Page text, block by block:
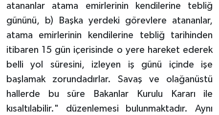
atananlar atama emirlerinin kendilerine tebliğ
gününü, b) Başka yerdeki görevlere atananlar,
atama emirlerinin kendilerine tebliğ tarihinden
itibaren 15 gün içerisinde o yere hareket ederek
belli yol süresini, izleyen iş günü içinde işe
başlamak zorundadırlar. Savaş ve olağanüstü
hallerde bu süre Bakanlar Kurulu Kararı ile
kısaltılabilir." düzenlemesi bulunmaktadır. Aynı